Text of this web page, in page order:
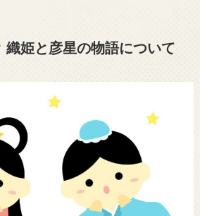
織姫と彦星の物語について